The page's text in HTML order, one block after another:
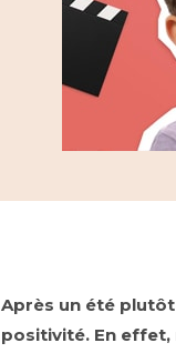
Après un été
positivité. En effet,